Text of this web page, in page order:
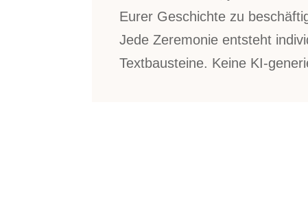
Eurer Geschichte zu
Jede Zeremonie entsteht
Textbausteine. Keine KI-